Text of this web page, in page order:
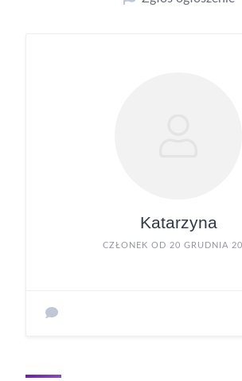
Katarzyna
CZŁONEK OD 20 GRUDNIA